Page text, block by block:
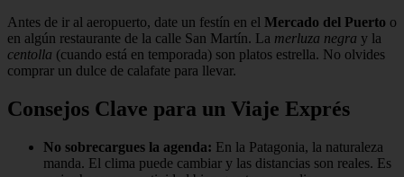
Antes de ir al aeropuerto, date un festín en el Mercado del Puerto o
en algún restaurante de la calle San Martín. La merluza negra y la
centolla (cuando está en temporada) son platos estrella. No olvides
comprar un dulce de calafate para llevar.
Consejos Clave para un Viaje Exprés
No sobrecargues la agenda: En la Patagonia, la naturaleza
manda. El clima puede cambiar y las distancias son reales. Es